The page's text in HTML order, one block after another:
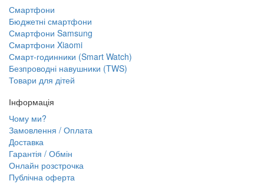
Смартфони
Бюджетні смартфони
Смартфони Samsung
Смартфони Xiaomi
Смарт-годинники (Smart Watch)
Безпроводні навушники (TWS)
Товари для дітей
Інформація
Чому ми?
Замовлення / Оплата
Доставка
Гарантія / Обмін
Онлайн розстрочка
Публічна оферта